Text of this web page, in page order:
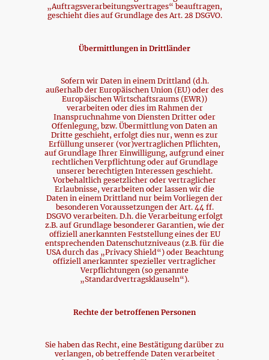
„Auftragsverarbeitungsvertrages“ beauftragen,
geschieht dies auf Grundlage des Art. 28 DSGVO.
Übermittlungen in Drittländer
Sofern wir Daten in einem Drittland (d.h.
außerhalb der Europäischen Union (EU) oder des
Europäischen Wirtschaftsraums (EWR))
verarbeiten oder dies im Rahmen der
Inanspruchnahme von Diensten Dritter oder
Offenlegung, bzw. Übermittlung von Daten an
Dritte geschieht, erfolgt dies nur, wenn es zur
Erfüllung unserer (vor)vertraglichen Pflichten,
auf Grundlage Ihrer Einwilligung, aufgrund einer
rechtlichen Verpflichtung oder auf Grundlage
unserer berechtigten Interessen geschieht.
Vorbehaltlich gesetzlicher oder vertraglicher
Erlaubnisse, verarbeiten oder lassen wir die
Daten in einem Drittland nur beim Vorliegen der
besonderen Voraussetzungen der Art. 44 ff.
DSGVO verarbeiten. D.h. die Verarbeitung erfolgt
z.B. auf Grundlage besonderer Garantien, wie der
offiziell anerkannten Feststellung eines der EU
entsprechenden Datenschutzniveaus (z.B. für die
USA durch das „Privacy Shield“) oder Beachtung
offiziell anerkannter spezieller vertraglicher
Verpflichtungen (so genannte
„Standardvertragsklauseln“).
Rechte der betroffenen Personen
Sie haben das Recht, eine Bestätigung darüber zu
verlangen, ob betreffende Daten verarbeitet